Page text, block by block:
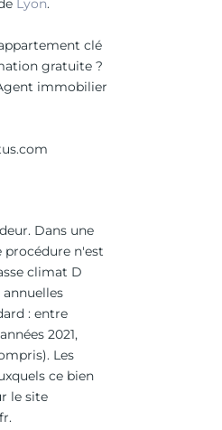
Lyon.
clé
gratuite ?
immobilier
Dans une
procédure n'est
climat D
: entre
2021,
Les
ce bien
le site